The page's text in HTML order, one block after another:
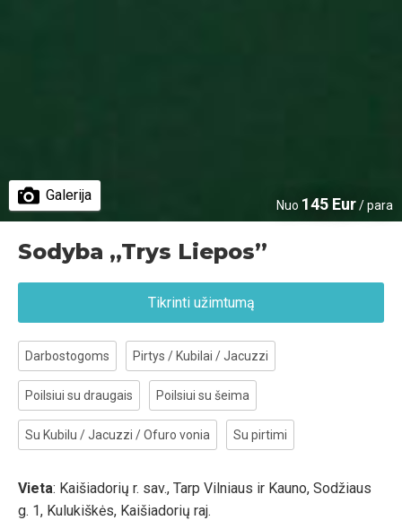
Galerija
Nuo 145 Eur/ para
Sodyba „Trys Liepos”
Tikrinti užimtumą
Darbostogoms Pirtys / Kubilai / Jacuzzi
Poilsiui su draugais Poilsiui su šeima
Su Kubilu / Jacuzzi / Ofuro vonia Su pirtimi
Vieta: Kaišiadorių r. sav., Tarp Vilniaus ir Kauno, Sodžiaus
g. 1, Kulukiškės, Kaišiadorių raj.